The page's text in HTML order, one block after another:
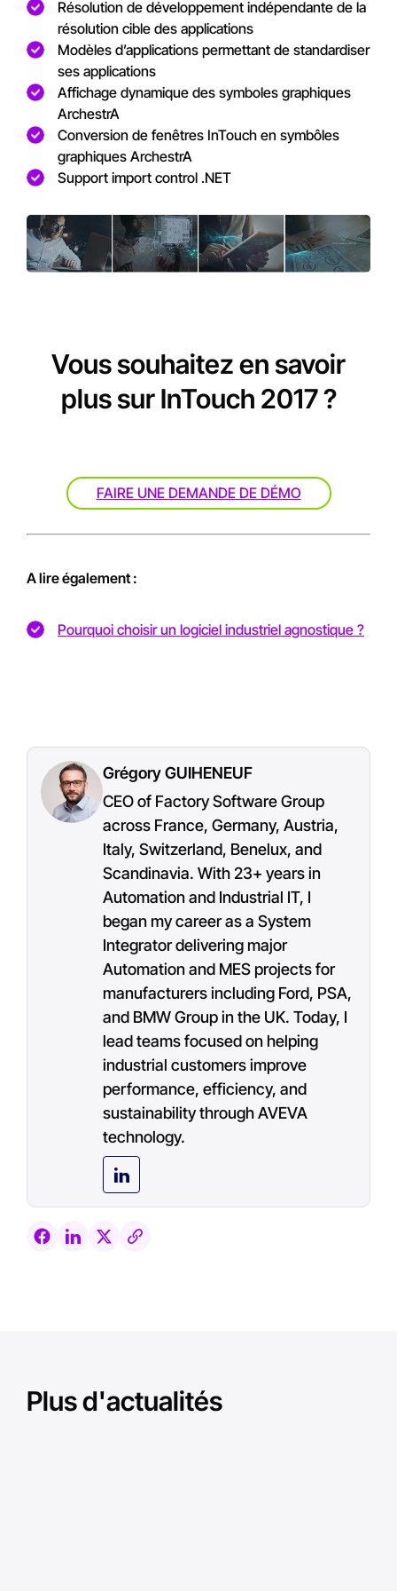
Résolution de développement indépendante de la
résolution cible des applications
Modèles d’applications permettant de standardiser
ses applications
Affichage dynamique des symboles graphiques
ArchestrA
Conversion de fenêtres InTouch en symbôles
graphiques ArchestrA
Support import control .NET
Vous souhaitez en savoir
plus sur InTouch 2017 ?
FAIRE UNE DEMANDE DE DÉMO
A lire également :
Pourquoi choisir un logiciel industriel agnostique ?
Grégory GUIHENEUF
CEO of Factory Software Group
across France, Germany, Austria,
Italy, Switzerland, Benelux, and
Scandinavia. With 23+ years in
Automation and Industrial IT, I
began my career as a System
Integrator delivering major
Automation and MES projects for
manufacturers including Ford, PSA,
and BMW Group in the UK. Today, I
lead teams focused on helping
industrial customers improve
performance, efficiency, and
sustainability through AVEVA
technology.
Plus d'actualités